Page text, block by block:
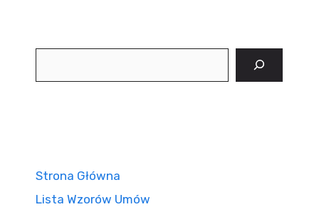
Strona Główna
Lista Wzorów Umów